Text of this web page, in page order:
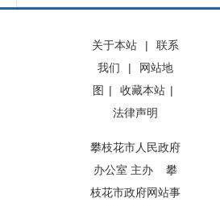
关于本站 |
联系
我们
|
网站地
图 | 收藏本站 |
法律声明
攀枝花市人民政府
办公室 主办 攀
枝花市政府网站事